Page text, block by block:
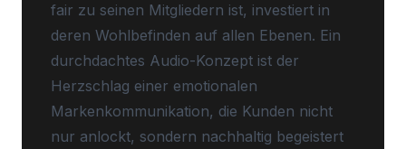
fair zu seinen Mitgliedern ist, investiert in
deren Wohlbefinden auf allen Ebenen. Ein
durchdachtes Audio-Konzept ist der
Herzschlag einer emotionalen
Markenkommunikation, die Kunden nicht
nur anlockt, sondern nachhaltig begeistert